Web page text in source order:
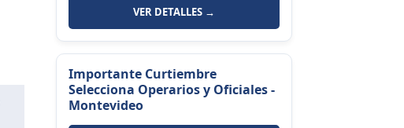
VER DETALLES →
Importante Curtiembre
Selecciona Operarios y Oficiales -
Montevideo